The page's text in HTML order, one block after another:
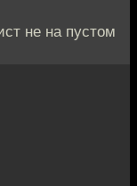
не на пустом